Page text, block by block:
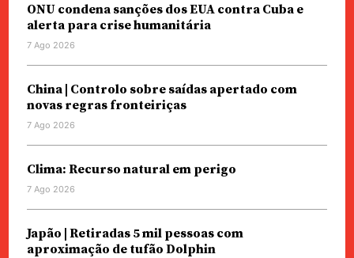
ONU condena sanções dos EUA contra Cuba e
alerta para crise humanitária
7 Ago 2026
China | Controlo sobre saídas apertado com
novas regras fronteiriças
7 Ago 2026
Clima: Recurso natural em perigo
7 Ago 2026
Japão | Retiradas 5 mil pessoas com
aproximação de tufão Dolphin